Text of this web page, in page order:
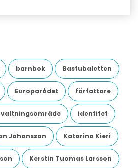
barnbok Bastubaletten
Europarådet författare
identitet
Johansson Katarina Kieri
Kerstin Tuomas Larsson